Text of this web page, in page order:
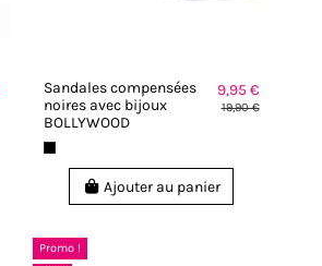
Sandales compensées
noires avec bijoux
BOLLYWOOD
9,95 €
19,90 €
Ajouter au panier
Promo !